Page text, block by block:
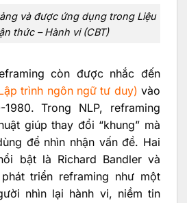
và được ứng dụng trong Liệu
thức – Hành vi (CBT)
còn được nhắc đến
trình ngôn ngữ tư duy) vào
1980. Trong NLP, reframing
giúp thay đổi “khung” mà
để nhìn nhận vấn đề. Hai
bật là Richard Bandler và
triển reframing như một
nhìn lại hành vi, niềm tin